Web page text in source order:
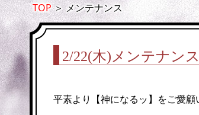
TOP＞メンテナンス
2/22(木)メンテナン
平素より【神になるッ】をご愛顧